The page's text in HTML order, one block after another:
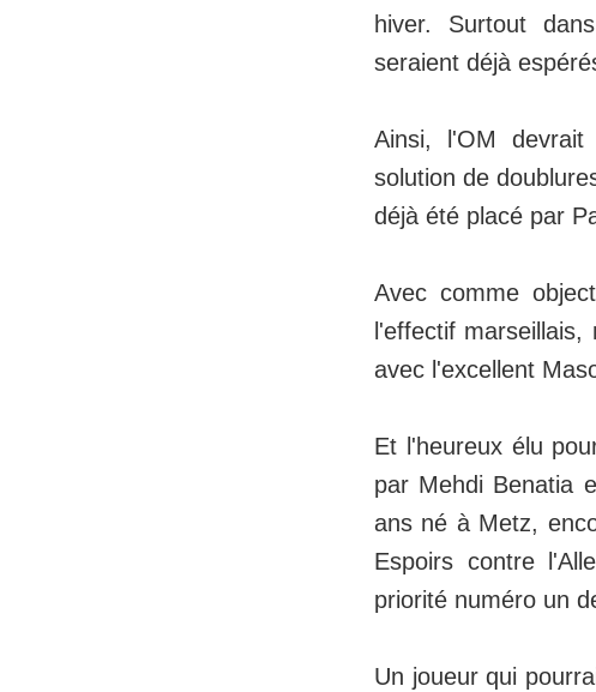
hiver. Surtout
seraient déjà
Ainsi, l'OM
solution de
déjà été placé par
Avec comme
l'effectif
avec l'excellent
Et l'heureux élu
par Mehdi Benatia
ans né à Metz,
Espoirs contre
priorité numéro un
Un joueur qui